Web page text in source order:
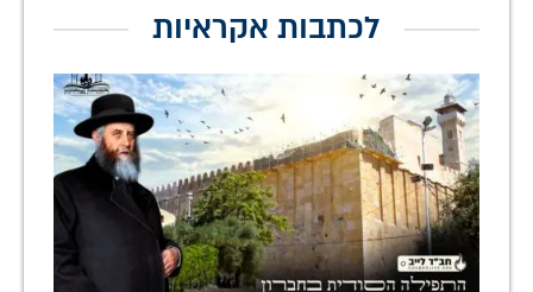
לכתבות אקראיות